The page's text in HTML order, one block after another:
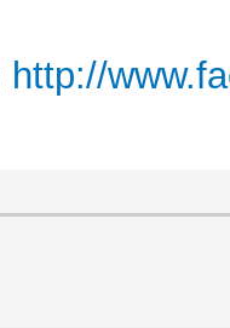
http://